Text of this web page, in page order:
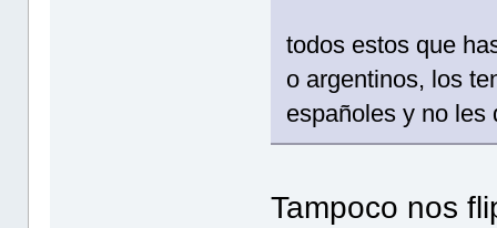
todos estos que
o argentinos, los
españoles y no les
Tampoco nos